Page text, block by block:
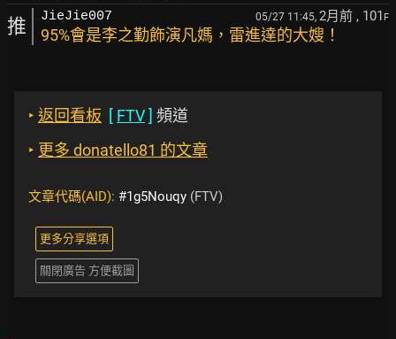
推 JieJie007 05/27 11:45, 2月前 , 101 F
95%會是李之勤飾演凡媽，雷進達的大嫂！
‣ 返回看板 [ FTV] 頻道
‣ 更多 donatello81 的文章
文章代碼(AID): #1g5Nouqy (FTV)
更多分享選項
關閉廣告 方便截圖